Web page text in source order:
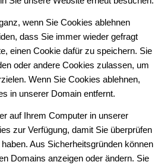
wenn Sie Cookies ablehnen
dass Sie immer wieder gefragt
einen Cookie dafür zu speichern. Sie
oder andere Cookies zulassen, um
Wenn Sie Cookies ablehnen,
in unserer Domain entfernt.
auf Ihrem Computer in unserer
zur Verfügung, damit Sie überprüfen
Aus Sicherheitsgründen können
Domains anzeigen oder ändern. Sie